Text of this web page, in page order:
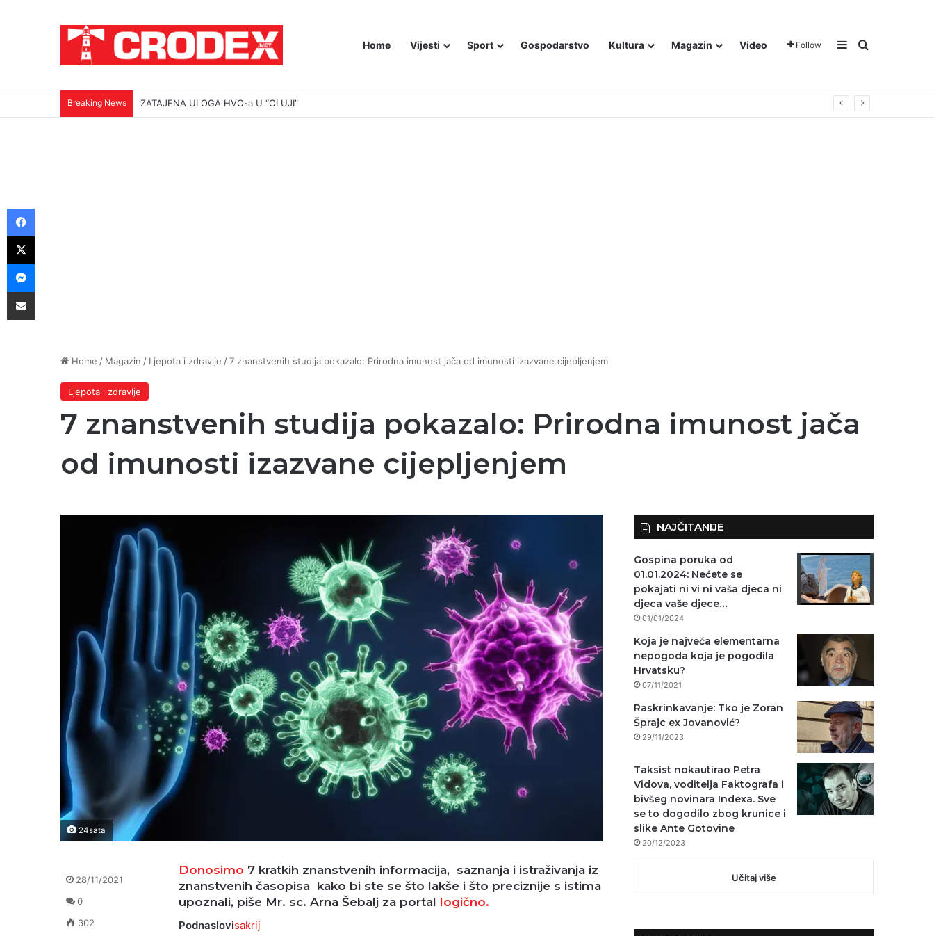
Home Vijesti Sport Gospodarstvo Kultura Magazin Video Follow Sidebar
Traži
Breaking News ZATAJENA ULOGA HVO-a U “OLUJI”
Home / Magazin / Ljepota i zdravlje /7 znanstvenih studija pokazalo: Prirodna imunost jača od imunosti izazvane cijepljenjem
Ljepota i zdravlje
7 znanstvenih studija pokazalo: Prirodna imunost jača
od imunosti izazvane cijepljenjem
24sata
Donosimo 7 kratkih znanstvenih informacija, saznanja i istraživanja iz
znanstvenih časopisa kako bi ste se što lakše i što preciznije s istima
upoznali, piše Mr. sc. Arna Šebalj za portal logično.
Podnaslovisakrij
28/11/2021
0
302
NAJČITANIJE
Gospina poruka od
01.01.2024: Nećete se
pokajati ni vi ni vaša djeca ni
djeca vaše djece…
01/01/2024
Koja je najveća elementarna
nepogoda koja je pogodila
Hrvatsku?
07/11/2021
Raskrinkavanje: Tko je Zoran
Šprajc ex Jovanović?
29/11/2023
Taksist nokautirao Petra
Vidova, voditelja Faktografa i
bivšeg novinara Indexa. Sve
se to dogodilo zbog krunice i
slike Ante Gotovine
20/12/2023
Učitaj više
Facebook
X
Messenger
Podijeli putem E-maila